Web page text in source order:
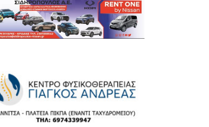
Κόσμος
Τοπικά
Πολιτική
Αθλητικά